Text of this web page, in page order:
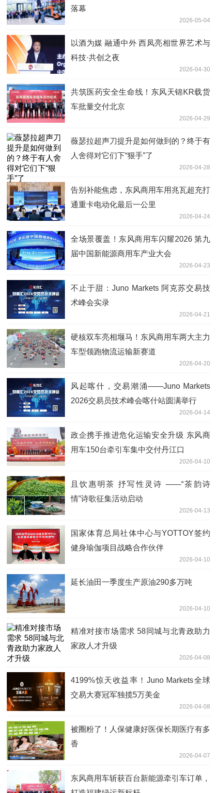
落幕
2026-05-04
以酒为媒 融通中外 西凤亮相世界艺术与
科技·共创之夜
2026-04-30
共筑医药安全生命线！东风天锦KR载货
车批量交付北京
2026-04-29
薇瑟拉超声刀提升是如何做到的？终于有
人舍得对它们下“狠手”了
2026-04-28
告别补能焦虑，东风商用车用兆瓦超充打
通重卡电动化最后一公里
2026-04-24
全场景覆盖！东风商用车闪耀2026 第九
届中国新能源商用车产业大会
2026-04-23
不止于甜：Juno Markets 阿克苏交易技
术峰会实录
2026-04-21
硬核双车亮相堰马！东风商用车两大主力
车型领跑物流运输新赛道
2026-04-20
风起喀什，交易潮涌——Juno Markets
2026交易员技术峰会喀什站圆满举行
2026-04-14
政企携手推进危化运输安全升级 东风商
用车150台牵引车集中交付丹江口
2026-04-10
且饮惠明茶 抒写性灵诗 ——“茶韵诗
情”诗歌征集活动启动
2026-04-13
国家体育总局社体中心与YOTTOY签约
健身瑜伽项目战略合作伙伴
2026-04-10
延长油田一季度生产原油290多万吨
2026-04-10
精准对接市场需求 58同城与北青政助力
家政人才升级
2026-04-08
4199%惊天收益率！Juno Markets全球
交易大赛冠军独揽5万美金
2026-04-08
被圈粉了！人保健康好医保长期医疗有多
香
2026-04-07
东风商用车斩获百台新能源牵引车订单，